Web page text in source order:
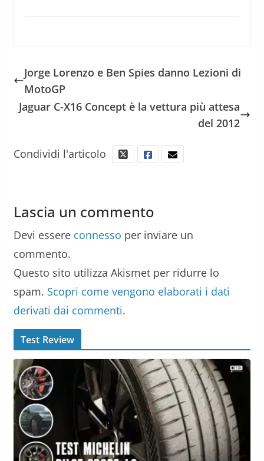
Jorge Lorenzo e Ben Spies danno Lezioni di
MotoGP
Jaguar C-X16 Concept è la vettura più attesa
del 2012
Condividi l'articolo
Lascia un commento
Devi essere connesso per inviare un
commento.
Questo sito utilizza Akismet per ridurre lo
spam. Scopri come vengono elaborati i dati
derivati dai commenti.
Test Review